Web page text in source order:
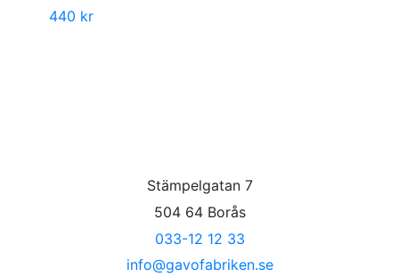
440 kr
Stämpelgatan 7
504 64 Borås
033-12 12 33
info@gavofabriken.se